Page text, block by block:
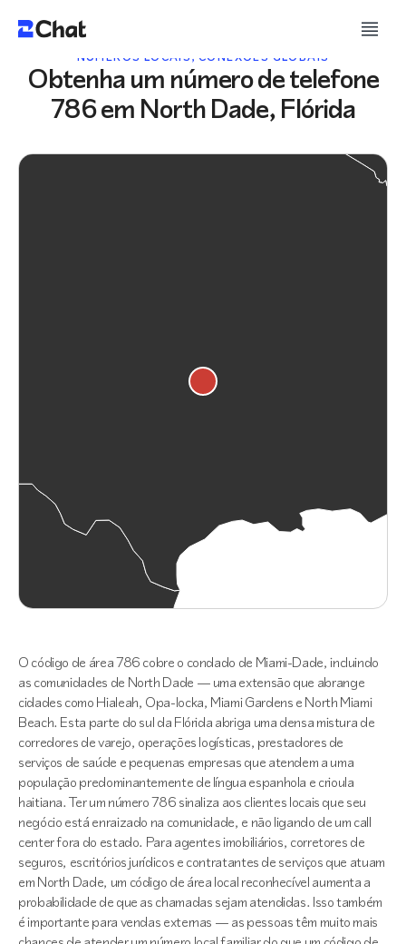
NÚMEROS LOCAIS, CONEXÕES GLOBAIS
Obtenha um número de telefone
786 em North Dade, Flórida
O código de área 786 cobre o condado de Miami-Dade, incluindo
as comunidades de North Dade — uma extensão que abrange
cidades como Hialeah, Opa-locka, Miami Gardens e North Miami
Beach. Esta parte do sul da Flórida abriga uma densa mistura de
corredores de varejo, operações logísticas, prestadores de
serviços de saúde e pequenas empresas que atendem a uma
população predominantemente de língua espanhola e crioula
haitiana. Ter um número 786 sinaliza aos clientes locais que seu
negócio está enraizado na comunidade, e não ligando de um call
center fora do estado. Para agentes imobiliários, corretores de
seguros, escritórios jurídicos e contratantes de serviços que atuam
em North Dade, um código de área local reconhecível aumenta a
probabilidade de que as chamadas sejam atendidas. Isso também
é importante para vendas externas — as pessoas têm muito mais